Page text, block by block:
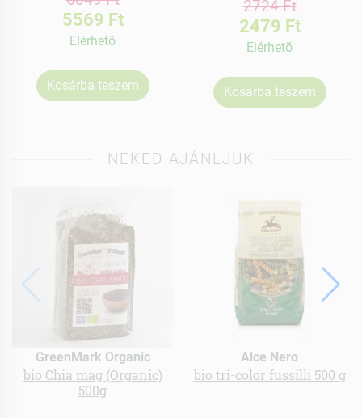
5569 Ft
Elérhetõ
Kosárba teszem
2724 Ft
2479 Ft
Elérhetõ
Kosárba teszem
NEKED AJÁNLJUK
GreenMark Organic
bio Chia mag (Organic)
500g
Alce Nero
bio tri-color fussilli 500 g